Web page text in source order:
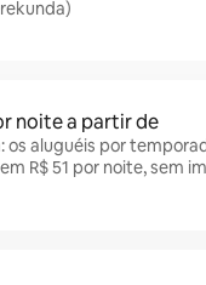
noite a partir de
os aluguéis por
R$ 51 por noite, sem